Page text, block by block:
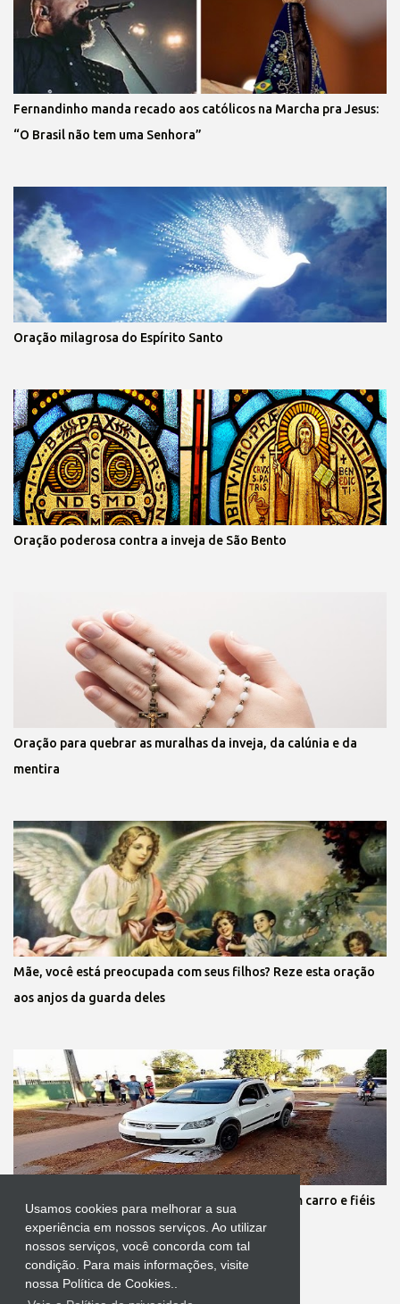
Usamos cookies para melhorar a sua
experiência em nossos serviços. Ao utilizar
nossos serviços, você concorda com tal
condição. Para mais informações, visite
nossa Política de Cookies..
Fernandinho manda recado aos católicos na Marcha pra Jesus:
“O Brasil não tem uma Senhora”
Oração milagrosa do Espírito Santo
Oração poderosa contra a inveja de São Bento
Oração para quebrar as muralhas da inveja, da calúnia e da
mentira
Mãe, você está preocupada com seus filhos? Reze esta oração
aos anjos da guarda deles
Protestante destrói tapete de Corpus Christi com carro e fiéis
se revoltam